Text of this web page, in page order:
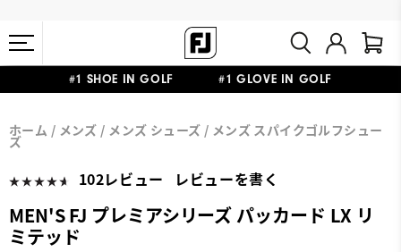
#1 SHOE IN GOLF #1 GLOVE IN GOLF
11,000円
ホーム メンズ メンズ シューズ メンズ スパイクゴルフシュー
ズ
102レビュー レビューを書く
MEN'S FJ プレミアシリーズ パッカード LX リ
ミテッド